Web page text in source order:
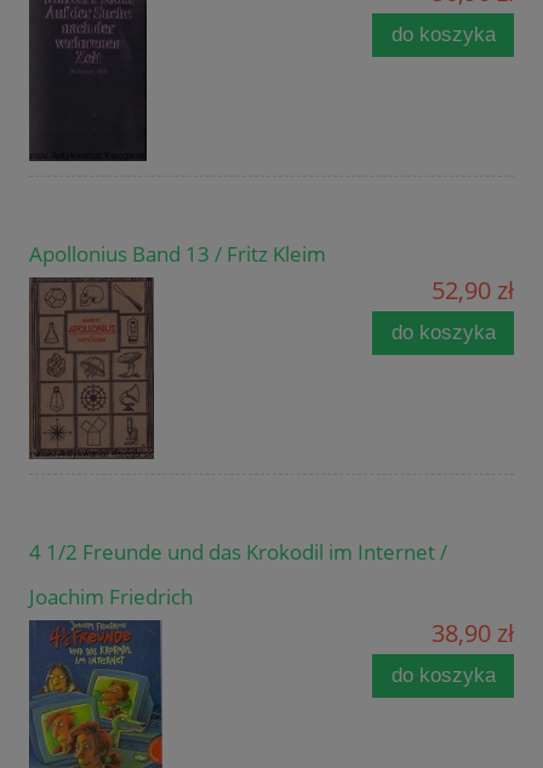
do koszyka
Apollonius Band 13 / Fritz Kleim
52,90 zł
do koszyka
4 1/2 Freunde und das Krokodil im Internet /
Joachim Friedrich
38,90 zł
do koszyka